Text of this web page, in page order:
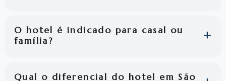
O hotel é indicado para casal ou
família?
Qual o diferencial do hotel em São